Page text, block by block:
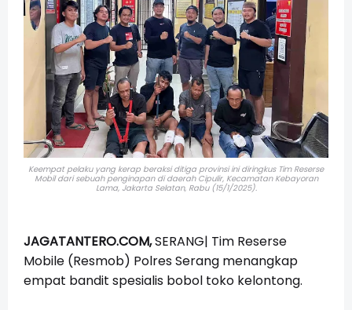
Keempat pelaku yang kerap beraksi ditiga provinsi ini diringkus Tim Reserse
Mobil dari sebuah penginapan di daerah Cipulir, Kecamatan Kebayoran
Lama, Jakarta Selatan, Rabu (15/1/2025).
JAGATANTERO.COM,SERANG| Tim Reserse
Mobile (Resmob) Polres Serang menangkap
empat bandit spesialis bobol toko kelontong.